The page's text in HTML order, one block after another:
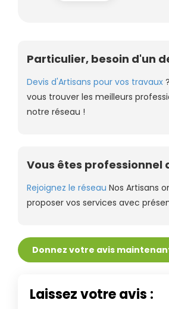
Particulier, besoin d'un
Devis d'Artisans pour vos travaux
vous trouver les meilleurs
notre réseau !
Vous êtes professionnel
Rejoignez le réseau Nos Artisans
proposer vos services avec
Donnez votre avis
Laissez votre avis :